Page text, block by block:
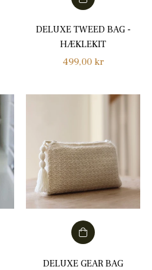
DELUXE TWEED BAG -
HÆKLEKIT
Normalpris
499,00 kr
DELUXE GEAR BAG